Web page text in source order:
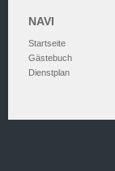
NAVI
Startseite
Gästebuch
Dienstplan